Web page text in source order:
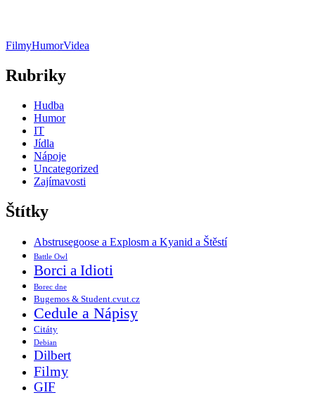
FilmyHumorVidea
Rubriky
Hudba
Humor
IT
Jídla
Nápoje
Uncategorized
Zajímavosti
Štítky
Abstrusegoose a Explosm a Kyanid a Štěstí
Battle Owl
Borci a Idioti
Borec dne
Bugemos & Student.cvut.cz
Cedule a Nápisy
Citáty
Debian
Dilbert
Filmy
GIF